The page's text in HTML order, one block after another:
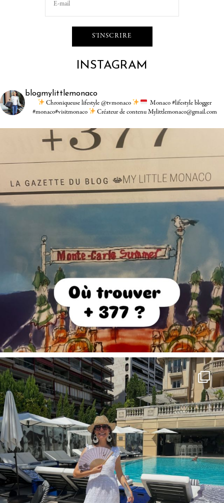
INSTAGRAM
blogmylittlemonaco
Chroniqueuse lifestyle @tvmonaco
Monaco #lifestyle blogger
#monaco#visitmonaco
Créateur de contenu Mylittlemonaco@gmail.com